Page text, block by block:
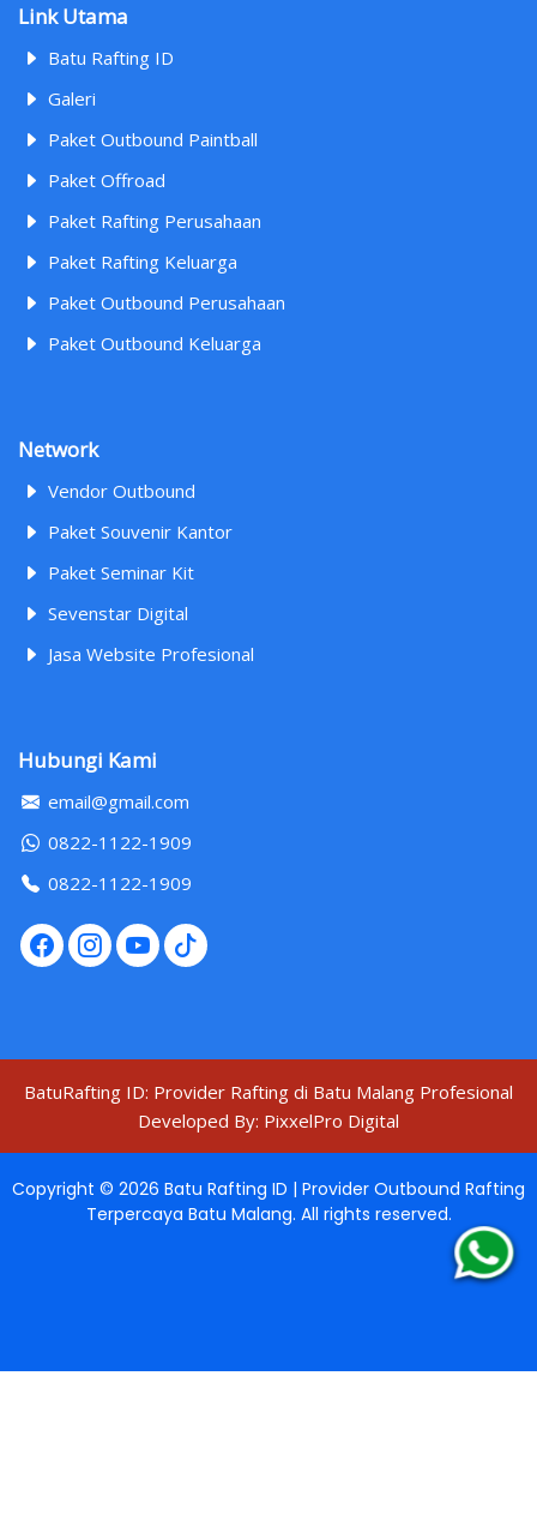
Link Utama
Batu Rafting ID
Galeri
Paket Outbound Paintball
Paket Offroad
Paket Rafting Perusahaan
Paket Rafting Keluarga
Paket Outbound Perusahaan
Paket Outbound Keluarga
Network
Vendor Outbound
Paket Souvenir Kantor
Paket Seminar Kit
Sevenstar Digital
Jasa Website Profesional
Hubungi Kami
email@gmail.com
0822-1122-1909
0822-1122-1909
BatuRafting ID: Provider Rafting di Batu Malang Profesional
Developed By: PixxelPro Digital
Copyright © 2026 Batu Rafting ID | Provider Outbound Rafting
Terpercaya Batu Malang. All rights reserved.